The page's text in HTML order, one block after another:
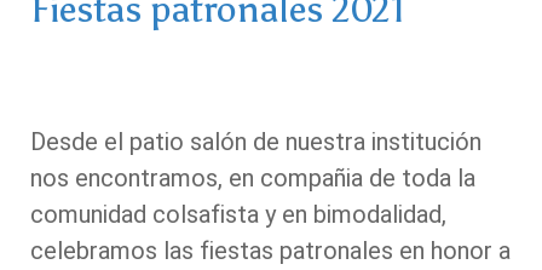
Desde el patio salón de nuestra institución
nos encontramos, en compañia de toda la
comunidad colsafista y en bimodalidad,
celebramos las fiestas patronales en honor a